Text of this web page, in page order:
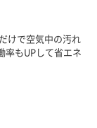
けで空気中の汚れ
率もUPして省エネ